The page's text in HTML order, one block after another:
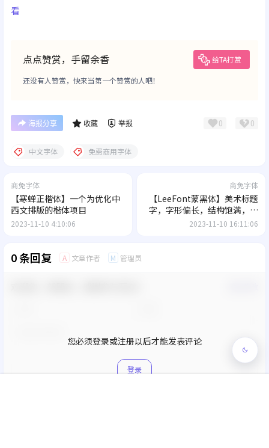
看
点点赞赏，手留余香 给TA打赏
还没有人赞赏，快来当第一个赞赏的人吧！
海报分享 收藏 举报 0 0
中文字体 免费商用字体
商免字体
【寒蝉正楷体】一个为优化中
西文排版的楷体项目
2023-11-10 4:10:06
商免字体
【LeeFont蒙黑体】美术标题
字，字形偏长，结构饱满，活
泼
2023-11-10 16:11:06
0 条回复 A 文章作者 M 管理员
您必须登录或注册以后才能发表评论
登录